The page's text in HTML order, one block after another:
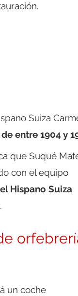
Suiza
entre 1904 y
que Suqué
con el equipo
Hispano Suiza
un coche